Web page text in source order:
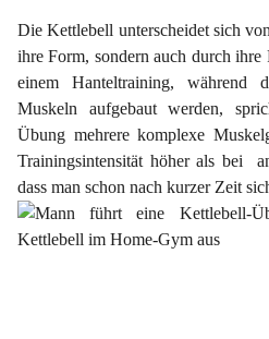
Die Kettlebell unterscheidet sich
ihre Form, sondern auch durch ihre
einem Hanteltraining, während
Muskeln aufgebaut werden,
Übung mehrere komplexe
Trainingsintensität höher als bei
dass man schon nach kurzer Zeit